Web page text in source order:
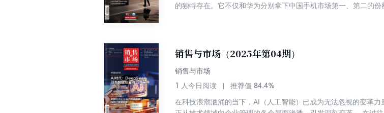
任何一个品牌的成长从来都不是一味地向前奔跑，它也曾遭遇瓶
的独特存在。它不仅和华为分别拿下中国手机市场第一、第二的
生。 2024年随着华为的回归，一直强调“做自己”的“新荣耀”却被
2020年就传出上市的荣耀在2024年底完成了股改，2025年突然
新的AI（人工智能）战略。这可谓荣耀第二次走入风雨，能否再次
问题和挑战。 荣耀自2013年成为独立品牌至今走过了12年，如今
自己”的得与失，以及在2024年重入风雨，进入新战略发展阶段后
销售与市场（2025年第04期）
销售与市场
1 人今日阅读 推荐值 84.4%
在科技浪潮汹涌的当下，AI（人工智能）已成为无法忽视的变革